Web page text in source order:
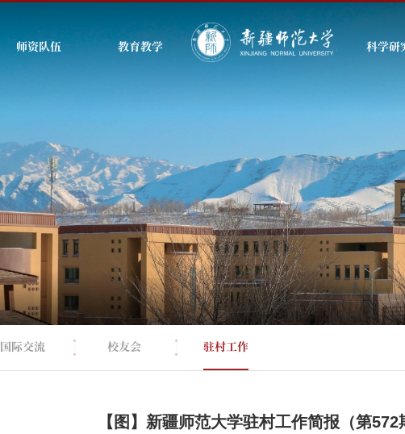
师资队伍 教育教学 科学研
国际交流 校友会 驻村工作
【图】新疆师范大学驻村工作简报（第572